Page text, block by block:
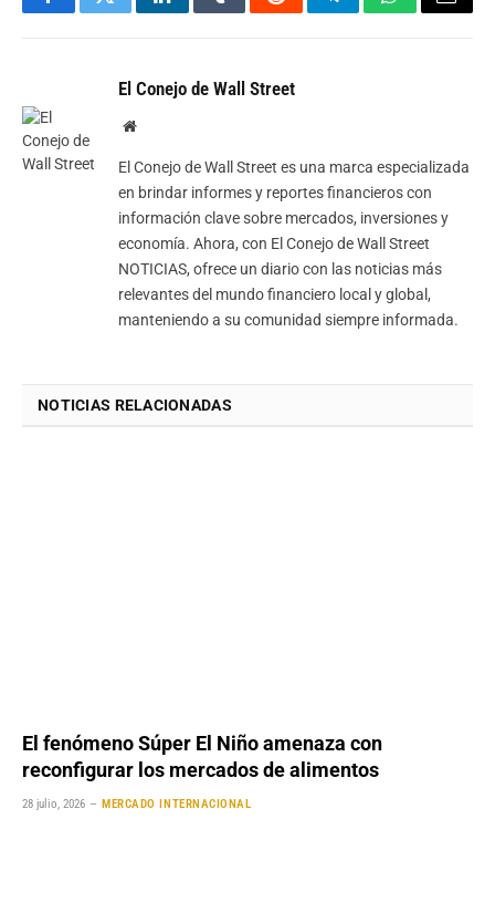
FacebookTwitterLinkedInTumblrRedditTelegramWhatsApp
Email
El Conejo de Wall Street
Website
El Conejo de Wall Street es una marca especializada
en brindar informes y reportes financieros con
información clave sobre mercados, inversiones y
economía. Ahora, con El Conejo de Wall Street
NOTICIAS, ofrece un diario con las noticias más
relevantes del mundo financiero local y global,
manteniendo a su comunidad siempre informada.
NOTICIAS RELACIONADAS
El fenómeno Súper El Niño amenaza con
reconfigurar los mercados de alimentos
28 julio, 2026 MERCADO INTERNACIONAL